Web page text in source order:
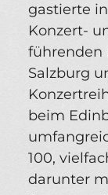
gastierte
Konzert-
führenden
Salzburg
beim
100,
darunter